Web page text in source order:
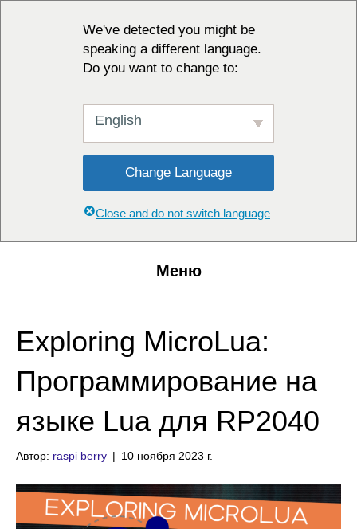
We've detected you might be
speaking a different language.
Do you want to change to:
English
Change Language
Close and do not switch language
Меню
Exploring MicroLua:
Программирование на
языке Lua для RP2040
Автор: raspi berry | 10 ноября 2023 г.